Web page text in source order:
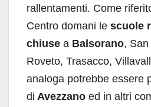
rallentamenti. Come
Centro domani le scuole
chiuse a Balsorano,
Roveto, Trasacco,
analoga potrebbe essere
di Avezzano ed in altri